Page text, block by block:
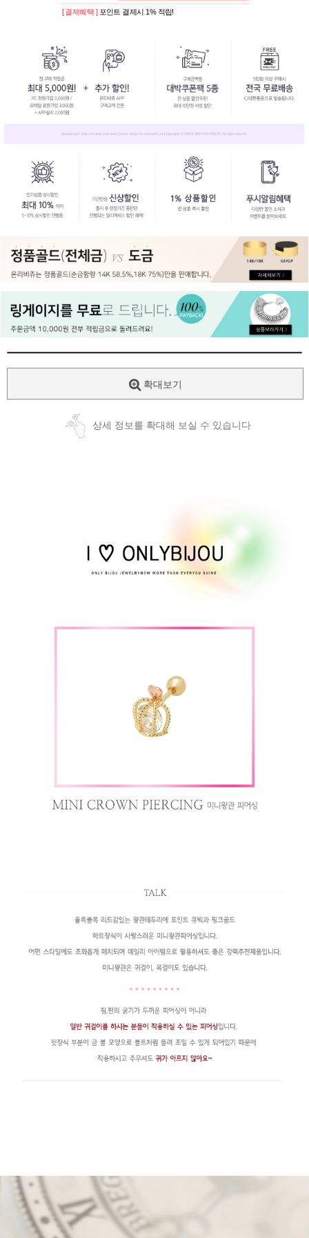
페이코 ID로
페이코 라이
PAYCO 바로
[ 결제혜택 ] 포인트 결제시 1% 적립!
확대보기
상세 정보를 확대해 보실 수 있습니다